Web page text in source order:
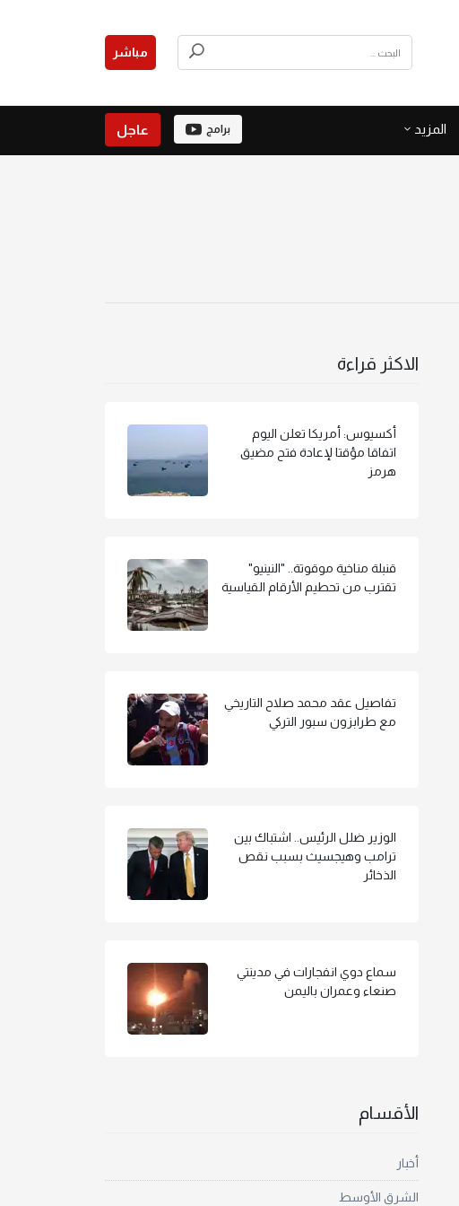
مباشر
المزيد برامج عاجل
الاكثر قراءة
أكسيوس: أمريكا تعلن اليوم
اتفاقا مؤقتا لإعادة فتح مضيق
هرمز
قنبلة مناخية موقوتة.. "النينيو"
تقترب من تحطيم الأرقام القياسية
تفاصيل عقد محمد صلاح التاريخي
مع طرابزون سبور التركي
الوزير ضلل الرئيس.. اشتباك بين
ترامب وهيجسيث بسبب نقص
الذخائر
سماع دوي انفجارات في مدينتي
صنعاء وعمران باليمن
الأقسام
أخبار
الشرق الأوسط